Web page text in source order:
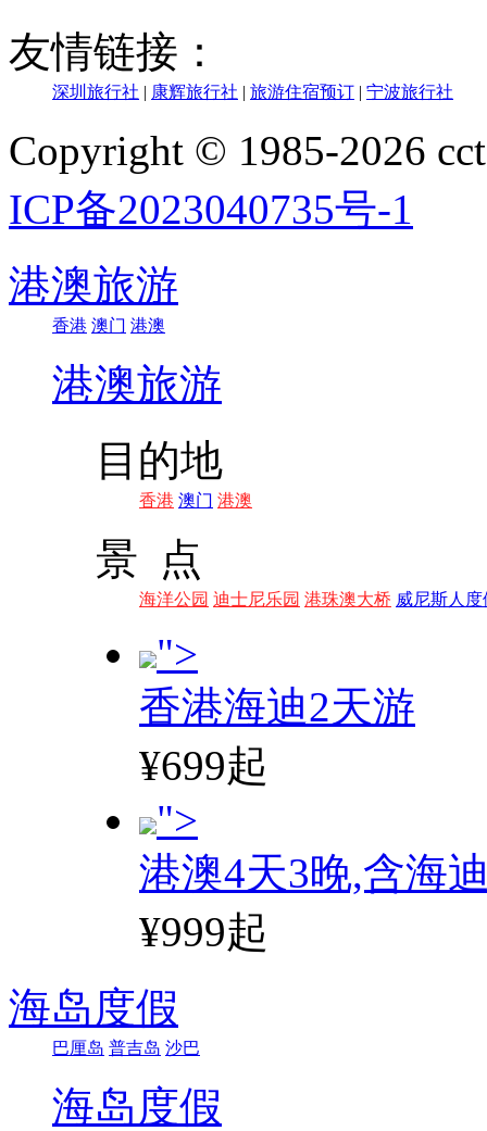
友情链接：
深圳旅行社 | 康辉旅行社 | 旅游住宿预订 | 宁波旅行社
Copyright © 1985-2026
ICP备2023040735号-1
港澳旅游
香港 澳门 港澳
港澳旅游
目的地
香港 澳门 港澳
景 点
海洋公园 迪士尼乐园 港珠澳大桥 威尼斯人度
">
香港海迪2天游
¥699起
">
港澳4天3晚,含海
¥999起
海岛度假
巴厘岛 普吉岛 沙巴
海岛度假